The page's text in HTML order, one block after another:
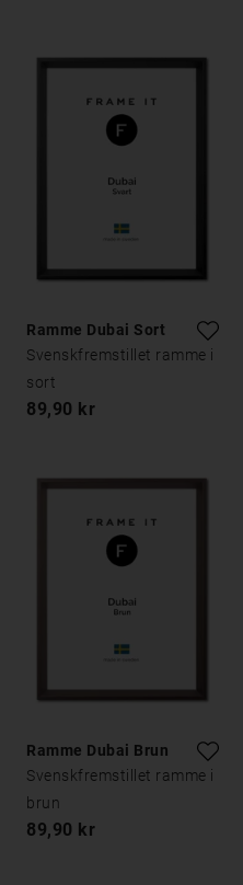
Ramme Dubai Sort
Svenskfremstillet ramme i
sort
89,90 kr
Ramme Dubai Brun
Svenskfremstillet ramme i
brun
89,90 kr